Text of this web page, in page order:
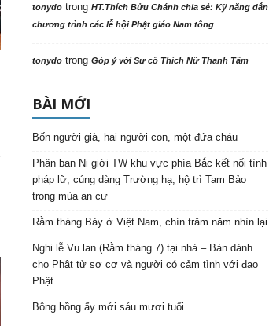
tonydotrong HT.Thích Bửu Chánh chia sẻ: Kỹ năng dẫn
chương trình các lễ hội Phật giáo Nam tông
tonydotrong Góp ý với Sư cô Thích Nữ Thanh Tâm
BÀI MỚI
Bốn người già, hai người con, một đứa cháu
Phân ban Ni giới TW khu vực phía Bắc kết nối tình
pháp lữ, cúng dàng Trường hạ, hộ trì Tam Bảo
trong mùa an cư
Rằm tháng Bảy ở Việt Nam, chín trăm năm nhìn lại
Nghi lễ Vu lan (Rằm tháng 7) tại nhà – Bản dành
cho Phật tử sơ cơ và người có cảm tình với đạo
Phật
Bông hồng ấy mới sáu mươi tuổi